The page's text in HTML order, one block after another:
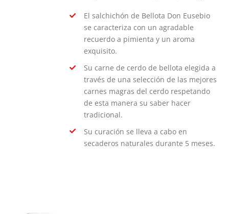
El salchichón de Bellota Don Eusebio
se caracteriza con un agradable
recuerdo a pimienta y un aroma
exquisito.
Su carne de cerdo de bellota elegida a
través de una selección de las mejores
carnes magras del cerdo respetando
de esta manera su saber hacer
tradicional.
Su curación se lleva a cabo en
secaderos naturales durante 5 meses.